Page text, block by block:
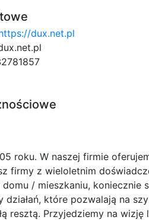
dux.net.pl
ux.net.cc3
pl
roku. W naszej firmie
firmy z wieloletnim
/ mieszkaniu, koniecznie
działań, które pozwalają na
resztą. Przyjedziemy na